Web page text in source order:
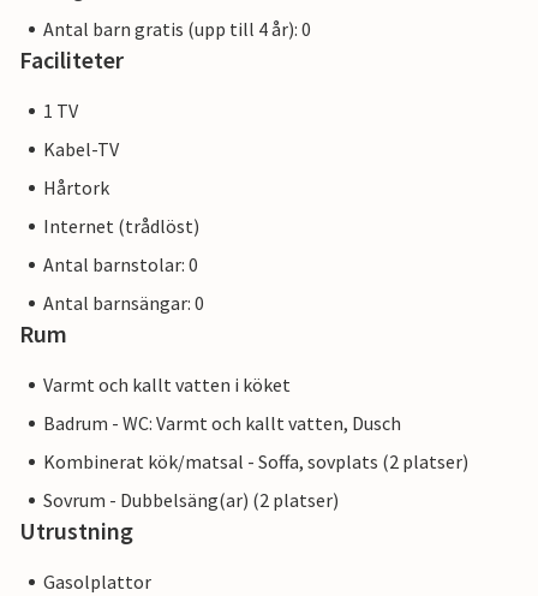
Antal barn gratis (upp till 4 år): 0
Faciliteter
1 TV
Kabel-TV
Hårtork
Internet (trådlöst)
Antal barnstolar: 0
Antal barnsängar: 0
Rum
Varmt och kallt vatten i köket
Badrum - WC: Varmt och kallt vatten, Dusch
Kombinerat kök/matsal - Soffa, sovplats (2 platser)
Sovrum - Dubbelsäng(ar) (2 platser)
Utrustning
Gasolplattor